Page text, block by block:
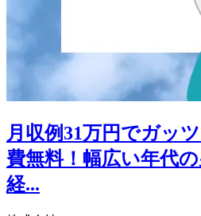
月収例31万円でガッ
費無料！幅広い年代
経...